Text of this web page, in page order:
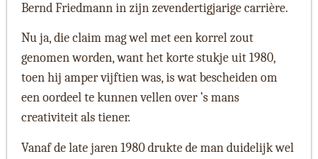
Bernd Friedmann in zijn zevendertigjarige carrière.
Nu ja, die claim mag wel met een korrel zout
genomen worden, want het korte stukje uit 1980,
toen hij amper vijftien was, is wat bescheiden om
een oordeel te kunnen vellen over ’s mans
creativiteit als tiener.
Vanaf de late jaren 1980 drukte de man duidelijk wel